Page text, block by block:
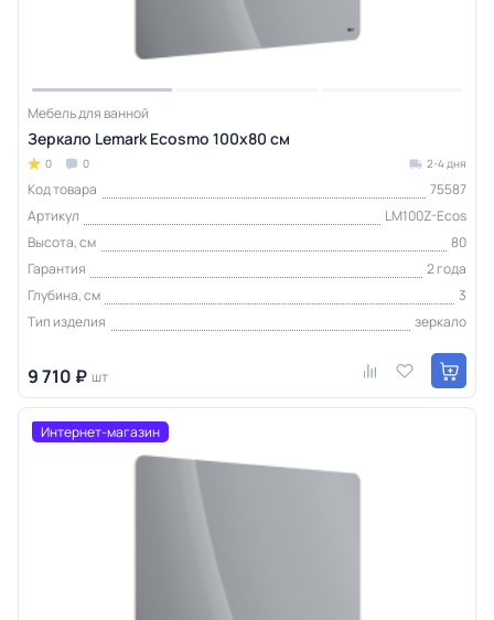
Мебель для ванной
Зеркало Lemark Ecosmo 100х80 см
0 0 2-4 дня
Код товара
75587
Артикул
LM100Z-Ecos
Высота, см
80
Гарантия
2 года
Глубина, см
3
Тип изделия
зеркало
9 710 ₽ шт
Интернет-магазин